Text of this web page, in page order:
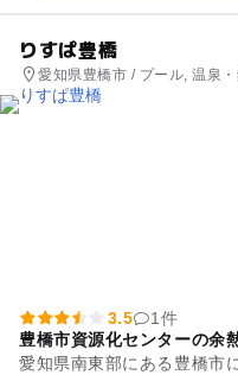
りすぱ豊橋
愛知県豊橋市 / プール, 温泉
3.5
1件
豊橋市資源化センターの余
愛知県南東部にある豊橋市